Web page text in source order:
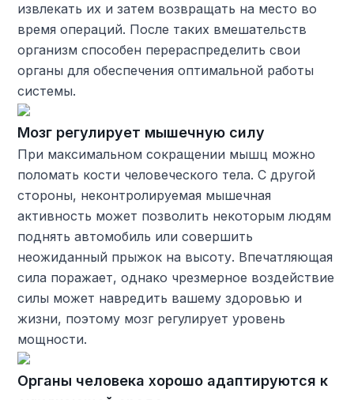
извлекать их и затем возвращать на место во
время операций. После таких вмешательств
организм способен перераспределить свои
органы для обеспечения оптимальной работы
системы.
Мозг регулирует мышечную силу
При максимальном сокращении мышц можно
поломать кости человеческого тела. С другой
стороны, неконтролируемая мышечная
активность может позволить некоторым людям
поднять автомобиль или совершить
неожиданный прыжок на высоту. Впечатляющая
сила поражает, однако чрезмерное воздействие
силы может навредить вашему здоровью и
жизни, поэтому мозг регулирует уровень
мощности.
Органы человека хорошо адаптируются к